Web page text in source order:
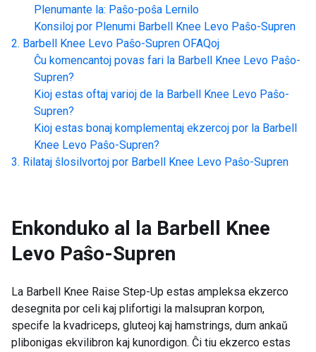
Plenumante la: Paŝo-poŝa Lernilo
Konsiloj por Plenumi Barbell Knee Levo Paŝo-Supren
Barbell Knee Levo Paŝo-Supren OFAQoj
Ĉu komencantoj povas fari la Barbell Knee Levo Paŝo-
Supren?
Kioj estas oftaj varioj de la Barbell Knee Levo Paŝo-
Supren?
Kioj estas bonaj komplementaj ekzercoj por la Barbell
Knee Levo Paŝo-Supren?
Rilataj ŝlosilvortoj por Barbell Knee Levo Paŝo-Supren
Enkonduko al la Barbell Knee
Levo Paŝo-Supren
La Barbell Knee Raise Step-Up estas ampleksa ekzerco
desegnita por celi kaj plifortigi la malsupran korpon,
specife la kvadriceps, gluteoj kaj hamstrings, dum ankaŭ
plibonigas ekvilibron kaj kunordigon. Ĉi tiu ekzerco estas